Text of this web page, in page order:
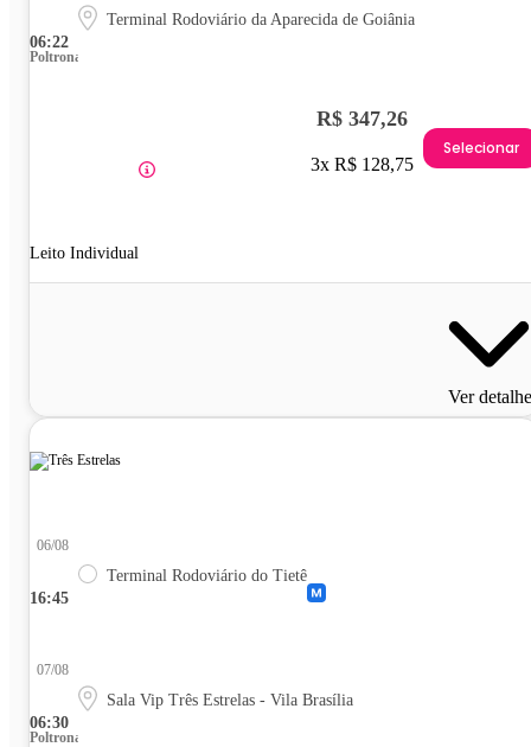
06:22
Terminal Rodoviário da Aparecida de Goiânia
Poltrona
Leito Individual
R$ 347,26
3x R$ 128,75
Selecionar
Ver
16:45
06/08
Terminal Rodoviário do Tietê
06:30
07/08
Sala Vip Três Estrelas - Vila Brasília
Poltrona